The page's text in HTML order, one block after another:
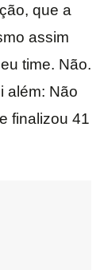
que a
assim
time. Não.
além: Não
finalizou 41